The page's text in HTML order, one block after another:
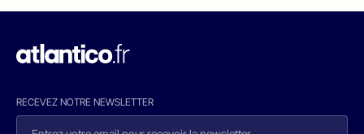
RECEVEZ NOTRE NEWSLETTER